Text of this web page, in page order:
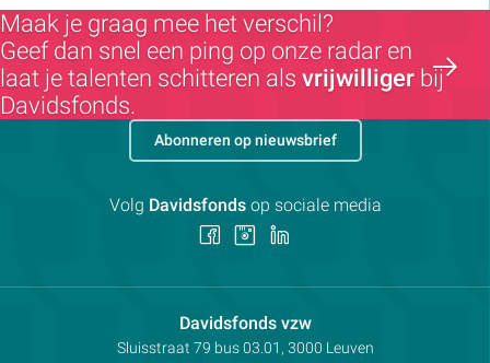
Maak je graag mee het verschil?
Geef dan snel een ping op onze radar en
laat je talenten schitteren als vrijwilliger bij
Davidsfonds.
Davidsfonds vzwContactpersoon:
Adres:
Sluisstraat 79 bus 03.01, 3000 Leuven
Abonneren op nieuwsbrief
Volg Davidsfondsop sociale media
Volg Volg